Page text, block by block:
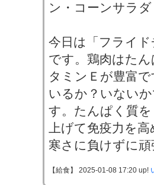
ン・コーンサラ
今日は「フライ
です。鶏肉はた
タミンＥが豊富
いるか？いない
す。たんぱく質
上げて免疫力を
寒さに負けずに
【給食】 2025-01-08 17:20 up!